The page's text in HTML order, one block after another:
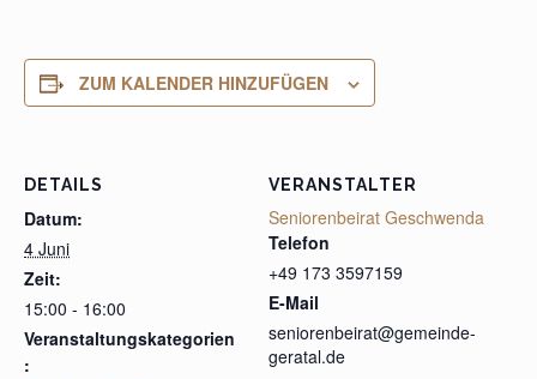
ZUM KALENDER HINZUFÜGEN
DETAILS
Datum:
4 Juni
Zeit:
15:00 - 16:00
Veranstaltungskategorien
:
VERANSTALTER
Seniorenbeirat Geschwenda
Telefon
+49 173 3597159
E-Mail
seniorenbeirat@gemeinde-
geratal.de